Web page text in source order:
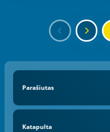
Parašiutas
Katapulta